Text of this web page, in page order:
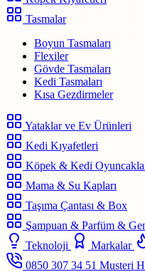
Tasmalar
Boyun Tasmaları
Flexiler
Gövde Tasmaları
Kedi Tasmaları
Kısa Gezdirmeler
Yataklar ve Ev Ürünleri
Kedi Kıyafetleri
Köpek & Kedi
Mama & Su Kapları
Taşıma Çantası & Box
Şampuan & Parfüm &
Teknoloji
Markalar
0850 307 34 51 Musteri